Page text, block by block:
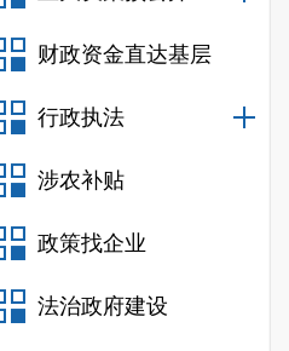
财政资金直达基层
行政执法
涉农补贴
政策找企业
法治政府建设